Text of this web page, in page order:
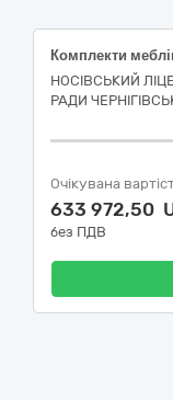
НОСІВСЬКИЙ
РАДИ
Очікувана
633 972,50
без ПДВ